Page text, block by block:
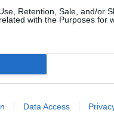
Retention, Sale, and/or
with the Purposes for
Data Access
apgynė čempionų